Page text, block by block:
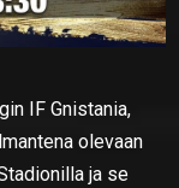
IF Gnistania,
olevaan
ja se